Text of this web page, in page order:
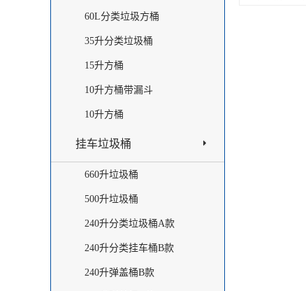
60L分类垃圾方桶
35升分类垃圾桶
15升方桶
10升方桶带漏斗
10升方桶
挂车垃圾桶
660升垃圾桶
500升垃圾桶
240升分类垃圾桶A款
240升分类挂车桶B款
240升弹盖桶B款